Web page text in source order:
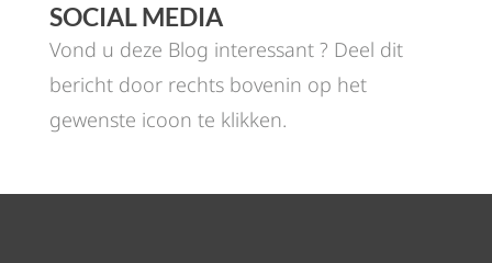
SOCIAL MEDIA
Vond u deze Blog interessant ? Deel dit
bericht door rechts bovenin op het
gewenste icoon te klikken.